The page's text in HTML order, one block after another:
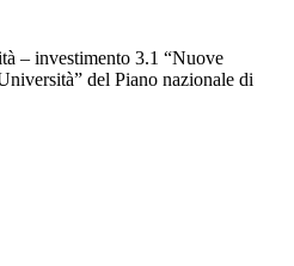
– investimento 3.1 “Nuove
del Piano nazionale di